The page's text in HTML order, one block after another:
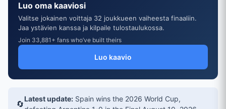
Luo oma kaaviosi
Valitse jokainen voittaja 32 joukkueen vaiheesta finaaliin.
Jaa ystävien kanssa ja kilpaile tulostaulukossa.
Join 33,881+ fans who’ve built theirs
Luo kaavio
🔄
Latest update: Spain wins the 2026 World Cup,